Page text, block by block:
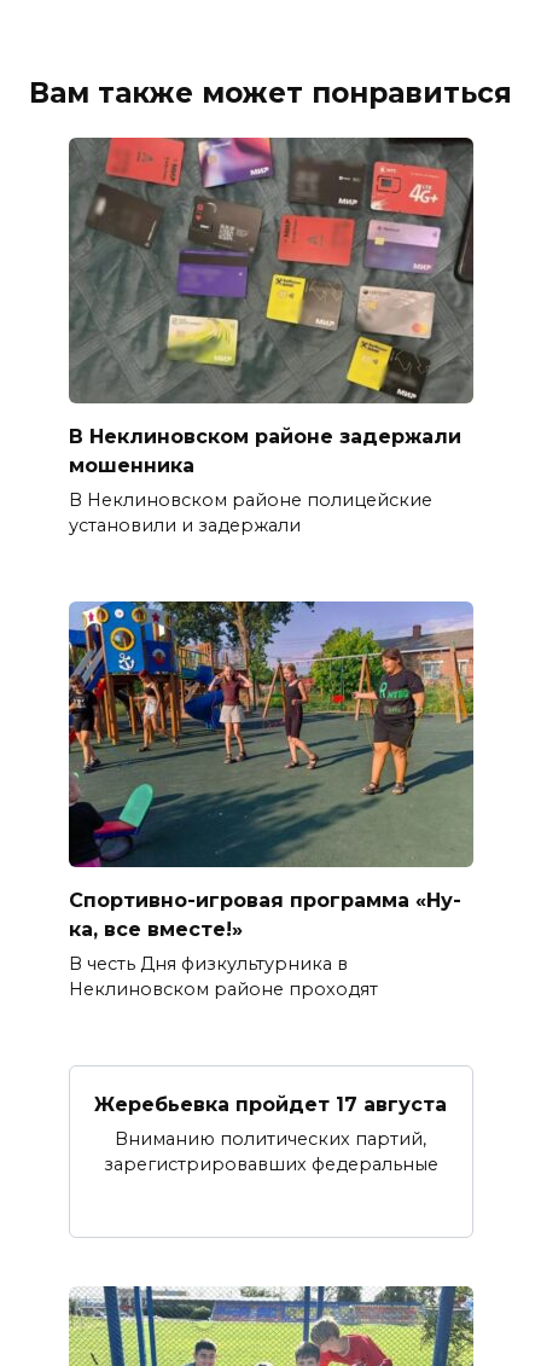
Вам также может понравиться
В Неклиновском районе задержали
мошенника
В Неклиновском районе полицейские
установили и задержали
Спортивно-игровая программа «Ну-
ка, все вместе!»
В честь Дня физкультурника в
Неклиновском районе проходят
Жеребьевка пройдет 17 августа
Вниманию политических партий,
зарегистрировавших федеральные